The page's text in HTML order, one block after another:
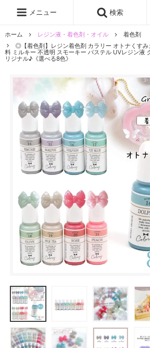
メニュー 検索
ホーム レジン液・着色剤・オイル
着色剤
◎【着色剤】レジン着色剤 カラリー オトナくす
料 ミルキー 不透明 スモーキー パステル UVレジン液
リジナル♪《選べる8色》